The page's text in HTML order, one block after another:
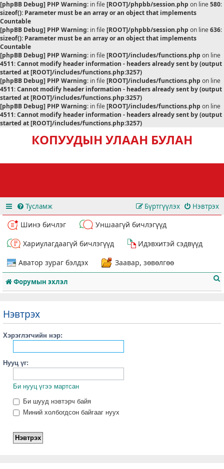
[phpBB Debug] PHP Warning: in file[ROOT]/phpbb/session.php on line580:
sizeof(): Parameter must be an array or an object that implements
Countable
[phpBB Debug] PHP Warning: in file[ROOT]/phpbb/session.php on line636:
sizeof(): Parameter must be an array or an object that implements
Countable
[phpBB Debug] PHP Warning: in file[ROOT]/includes/functions.php on line
4511:Cannot modify header information - headers already sent by (output
started at [ROOT]/includes/functions.php:3257)
[phpBB Debug] PHP Warning: in file[ROOT]/includes/functions.php on line
4511:Cannot modify header information - headers already sent by (output
started at [ROOT]/includes/functions.php:3257)
[phpBB Debug] PHP Warning: in file[ROOT]/includes/functions.php on line
4511:Cannot modify header information - headers already sent by (output
started at [ROOT]/includes/functions.php:3257)
КОПУУДЫН УЛААН БУЛАН
Тусламж Нэвтрэх
Бүртгүүлэх
Шинэ бичлэг
Уншаагүй бичлэгүүд
Хариулагдаагүй бичлэгүүд
Идэвхитэй сэдвүүд
Аватор зураг бэлдэх
Заавар, зөвөлгөө
Форумын эхлэл
Нэвтрэх
Хэрэглэгчийн нэр:
Нууц үг:
Би нууц үгээ мартсан
Би шууд нэвтэрч байя
Миний холбогдсон байгааг нуух